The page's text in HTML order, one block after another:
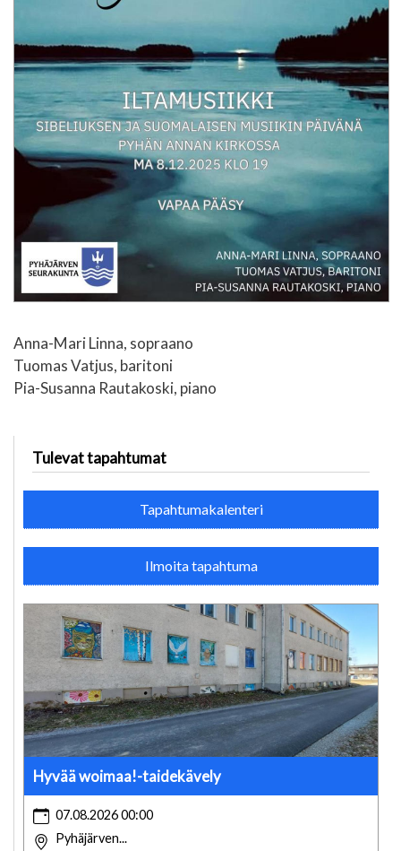
Anna-Mari Linna, sopraano
Tuomas Vatjus, baritoni
Pia-Susanna Rautakoski, piano
Tulevat tapahtumat
Tapahtumakalenteri
Ilmoita tapahtuma
Hyvää woimaa!-taidekävely
07.08.2026 00:00
Pyhäjärven...